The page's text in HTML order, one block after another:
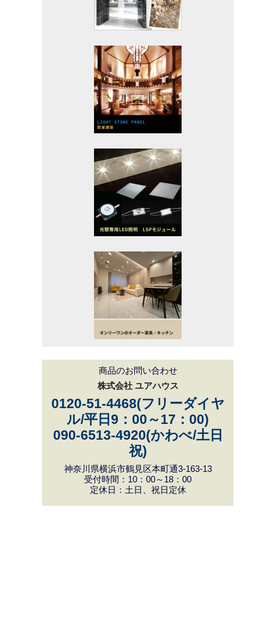
商品のお問い合わせ
株式会社 ユアハウス
0120-51-4468(フリーダイヤ
ル/平日9：00～17：00)
090-6513-4920(かわべ/土日
祝)
神奈川県横浜市鶴見区本町通3-163-13
受付時間：10：00～18：00
定休日：土日、祝日定休